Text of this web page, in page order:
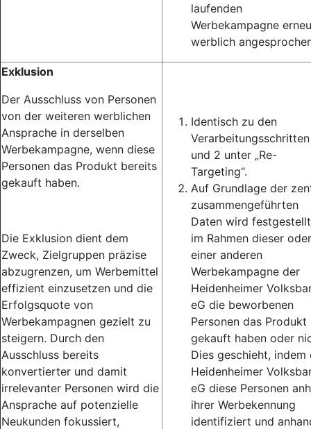
laufenden
Werbekampagne
werblich
Exklusion
Der Ausschluss von Personen
von der weiteren werblichen
Ansprache in derselben
Werbekampagne, wenn diese
Personen das Produkt bereits
gekauft haben.
Die Exklusion dient dem
Zweck, Zielgruppen präzise
abzugrenzen, um Werbemittel
effizient einzusetzen und die
Erfolgsquote von
Werbekampagnen gezielt zu
steigern. Durch den
Ausschluss bereits
konvertierter und damit
irrelevanter Personen wird die
Ansprache auf potenzielle
Neukunden fokussiert,
Identisch zu den
Verarbeitungsschritten
und 2 unter „Re-
Targeting“.
Auf Grundlage der
zusammengeführten
Daten wird
im Rahmen dieser oder
einer anderen
Werbekampagne der
Heidenheimer
eG die beworbenen
Personen das Produkt
gekauft haben oder
Dies geschieht, indem
Heidenheimer
eG diese Personen
ihrer Werbekennung
identifiziert und